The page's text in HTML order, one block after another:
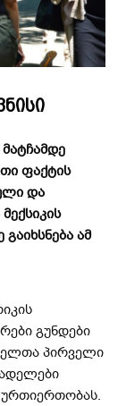
ფაქტის
და
ამ
გუნდები
პირველი
ურთიერთობას.